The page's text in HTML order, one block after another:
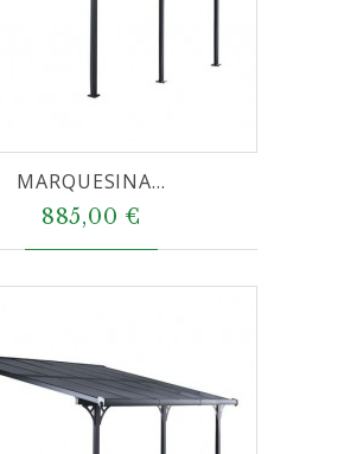
MARQUESINA...
885,00 €